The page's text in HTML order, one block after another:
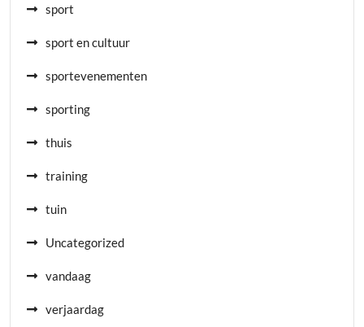
sport
sport en cultuur
sportevenementen
sporting
thuis
training
tuin
Uncategorized
vandaag
verjaardag